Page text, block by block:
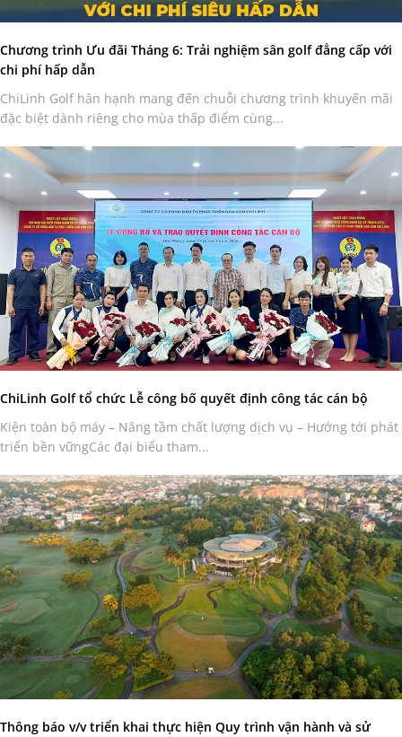
Chương trình Ưu đãi Tháng 6: Trải nghiệm sân golf đẳng cấp với
chi phí hấp dẫn
ChiLinh Golf hân hạnh mang đến chuỗi chương trình khuyến mãi
đặc biệt dành riêng cho mùa thấp điểm cùng...
ChiLinh Golf tổ chức Lễ công bố quyết định công tác cán bộ
Kiện toàn bộ máy – Nâng tầm chất lượng dịch vụ – Hướng tới phát
triển bền vữngCác đại biểu tham...
Thông báo v/v triển khai thực hiện Quy trình vận hành và sử